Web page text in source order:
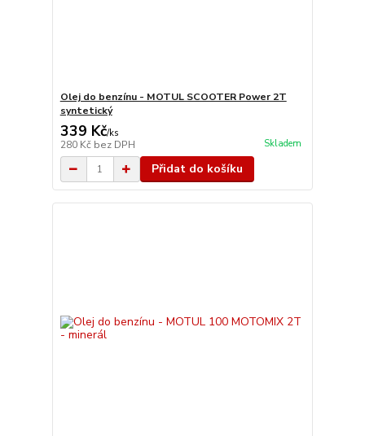
Olej do benzínu - MOTUL SCOOTER Power 2T
syntetický
339 Kč/ks
280 Kč bez DPH Skladem
Přidat do košíku